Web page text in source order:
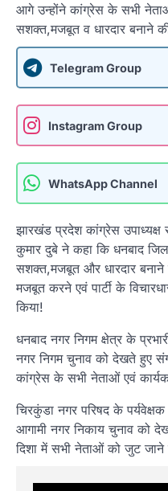
आगे उन्होंने कांग्रेस के सभी
सशक्त,मजबूत व धारदार बनाने
Telegram Group
Instagram Group
WhatsApp Channel
झारखंड प्रदेश कांग्रेस
कुमार दुबे ने कहा कि धनबाद
सशक्त,मजबूत और धारदार
मजबूत करने एवं पार्टी के
किया!
धनबाद नगर निगम क्षेत्र के
नगर निगम चुनाव को देखते हुए
कांग्रेस के सभी नेताओं एवं
चिरकुंडा नगर परिषद के
आगामी नगर निकाय चुनाव को
दिशा में सभी नेताओं को जुट जाने